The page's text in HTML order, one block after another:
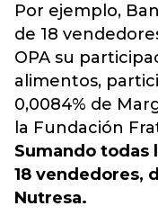
Por ejemplo,
de 18
OPA su
alimentos,
0,0084% de
la Fundación
Sumando todas
18 vendedores,
Nutresa.